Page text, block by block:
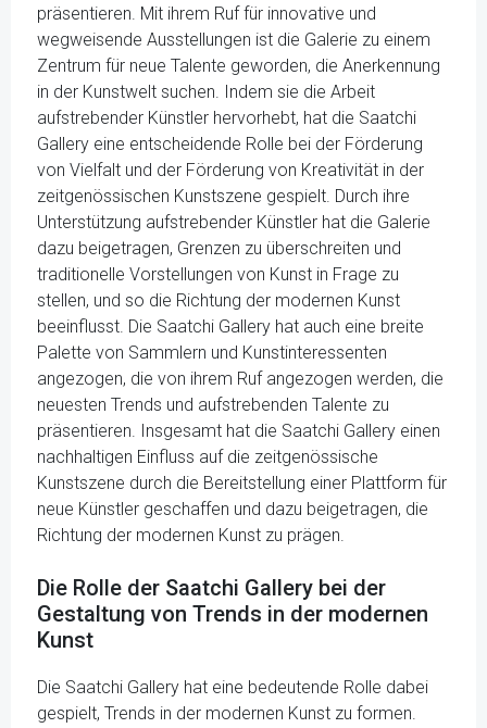
präsentieren. Mit ihrem Ruf für innovative und
wegweisende Ausstellungen ist die Galerie zu einem
Zentrum für neue Talente geworden, die Anerkennung
in der Kunstwelt suchen. Indem sie die Arbeit
aufstrebender Künstler hervorhebt, hat die Saatchi
Gallery eine entscheidende Rolle bei der Förderung
von Vielfalt und der Förderung von Kreativität in der
zeitgenössischen Kunstszene gespielt. Durch ihre
Unterstützung aufstrebender Künstler hat die Galerie
dazu beigetragen, Grenzen zu überschreiten und
traditionelle Vorstellungen von Kunst in Frage zu
stellen, und so die Richtung der modernen Kunst
beeinflusst. Die Saatchi Gallery hat auch eine breite
Palette von Sammlern und Kunstinteressenten
angezogen, die von ihrem Ruf angezogen werden, die
neuesten Trends und aufstrebenden Talente zu
präsentieren. Insgesamt hat die Saatchi Gallery einen
nachhaltigen Einfluss auf die zeitgenössische
Kunstszene durch die Bereitstellung einer Plattform für
neue Künstler geschaffen und dazu beigetragen, die
Richtung der modernen Kunst zu prägen.
Die Rolle der Saatchi Gallery bei der
Gestaltung von Trends in der modernen
Kunst
Die Saatchi Gallery hat eine bedeutende Rolle dabei
gespielt, Trends in der modernen Kunst zu formen.